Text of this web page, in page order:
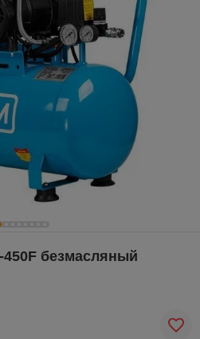
450F безмасляный